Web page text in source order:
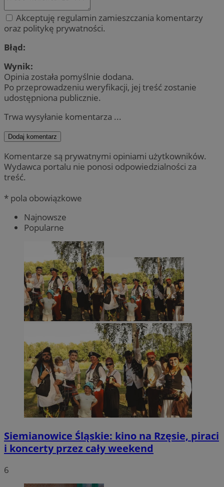
Akceptuję regulamin zamieszczania komentarzy
oraz politykę prywatności.
Błąd:
Wynik:
Opinia została pomyślnie dodana.
Po przeprowadzeniu weryfikacji, jej treść zostanie
udostępniona publicznie.
Trwa wysyłanie komentarza ...
Dodaj komentarz
Komentarze są prywatnymi opiniami użytkowników.
Wydawca portalu nie ponosi odpowiedzialności za
treść.
* pola obowiązkowe
Najnowsze
Popularne
Siemianowice Śląskie: kino na Rzęsie, piraci
i koncerty przez cały weekend
6